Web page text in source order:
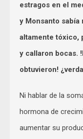
estragos en el
y Monsanto
altamente tóxico,
y callaron bocas.
obtuvieron!
Ni hablar de la
hormona de
aumentar su